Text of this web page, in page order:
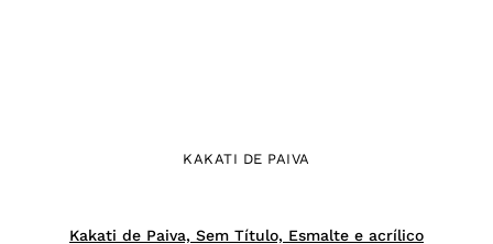
KAKATI DE PAIVA
Kakati de Paiva, Sem Título, Esmalte e acrílico